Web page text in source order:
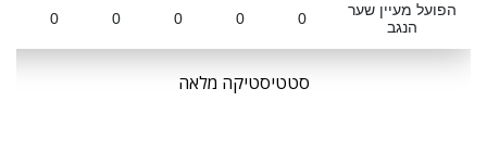
הפועל מעיין שער
הנגב
0
0
0
0
0
סטטיסטיקה מלאה